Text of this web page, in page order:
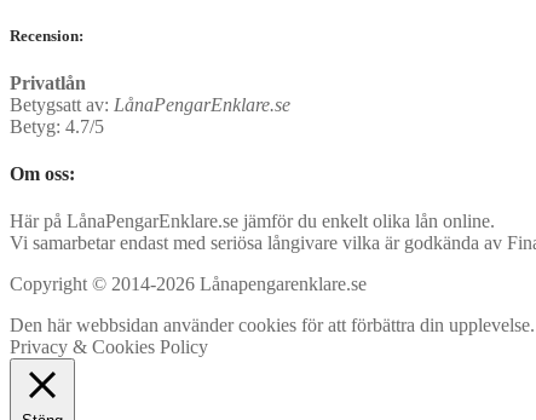
Recension:
Privatlån
Betygsatt av: LånaPengarEnklare.se
Betyg: 4.7/5
Om oss:
Här på LånaPengarEnklare.se jämför du enkelt olika lån online.
Vi samarbetar endast med seriösa långivare vilka är godkända av
Copyright © 2014-2026 Lånapengarenklare.se
Den här webbsidan använder cookies för att förbättra din
Privacy & Cookies Policy